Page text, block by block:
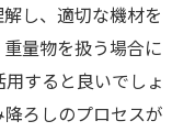
し、適切な機材を
量物を扱う場合に
すると良いでしょ
ろしのプロセスが